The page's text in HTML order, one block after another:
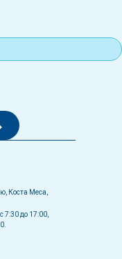
Коста Меса,
7:30 до 17:00,